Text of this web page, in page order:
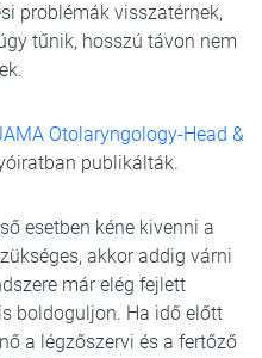
problémák visszatérnek,
tűnik, hosszú távon nem
Otolaryngology-Head &
publikálták.
esetben kéne kivenni a
akkor addig várni
már elég fejlett
boldoguljon. Ha idő előtt
a légzőszervi és a fertőző